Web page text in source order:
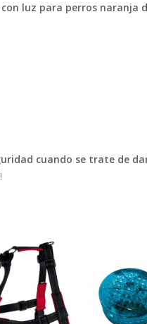
luz para perros naranja
cuando se trate de